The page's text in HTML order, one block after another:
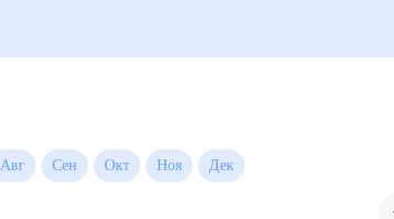
месяц
Июл Авг Сен Окт Ноя